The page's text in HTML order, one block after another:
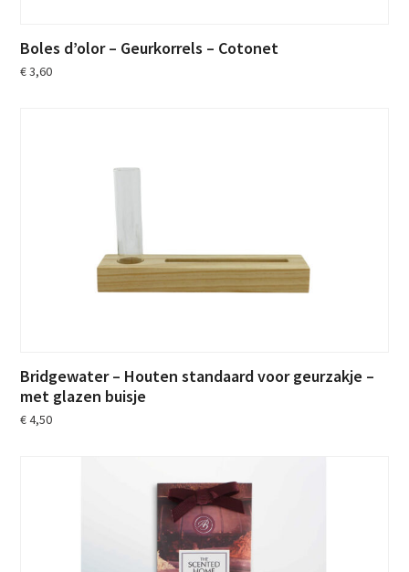
Boles d’olor – Geurkorrels – Cotonet
€3,60
Bridgewater – Houten standaard voor geurzakje –
met glazen buisje
€4,50